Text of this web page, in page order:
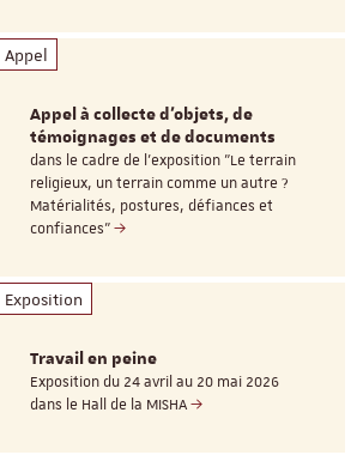
Appel
Appel à collecte d'objets, de
témoignages et de documents
dans le cadre de l'exposition "Le terrain
religieux, un terrain comme un autre ?
Matérialités, postures, défiances et
confiances"
Exposition
Travail en peine
Exposition du 24 avril au 20 mai 2026
dans le Hall de la MISHA